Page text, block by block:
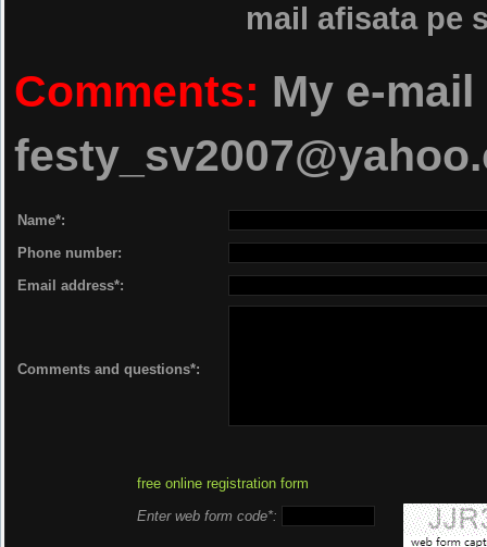
06 Alessandra feat.
07 Rareş feat. Lazy
08
09 Florian
10 Rareş
11 Lazy Ed
12 Andrei Ursu
15 Alex Velea feat.
16 Irina Rimes -
17 Irina
mail afisata pe
Comments: My e-
Name*:
Phone number:
Email address*:
Comments and questions*:
free online registration form
Enter web form code*: